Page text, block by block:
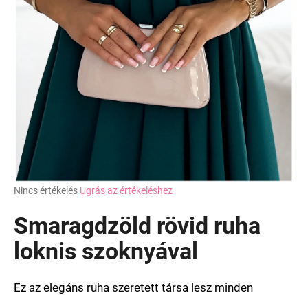
A
átlagos
értékelése
5-
ből
csillag.
Nincs értékelés Ugrás az értékeléshez
Smaragdzöld rövid ruha
loknis szoknyával
Ez az elegáns ruha szeretett társa lesz minden